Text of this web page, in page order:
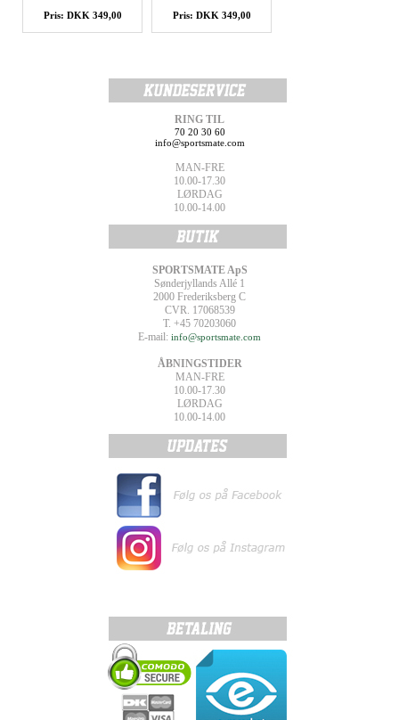
Pris: DKK 349,00 Pris: DKK 349,00
RING TIL
70 20 30 60
info@sportsmate.com
MAN-FRE
10.00-17.30
LØRDAG
10.00-14.00
SPORTSMATE ApS
Sønderjyllands Allé 1
2000 Frederiksberg C
CVR. 17068539
T. +45 70203060
E-mail: info@sportsmate.com
ÅBNINGSTIDER
MAN-FRE
10.00-17.30
LØRDAG
10.00-14.00